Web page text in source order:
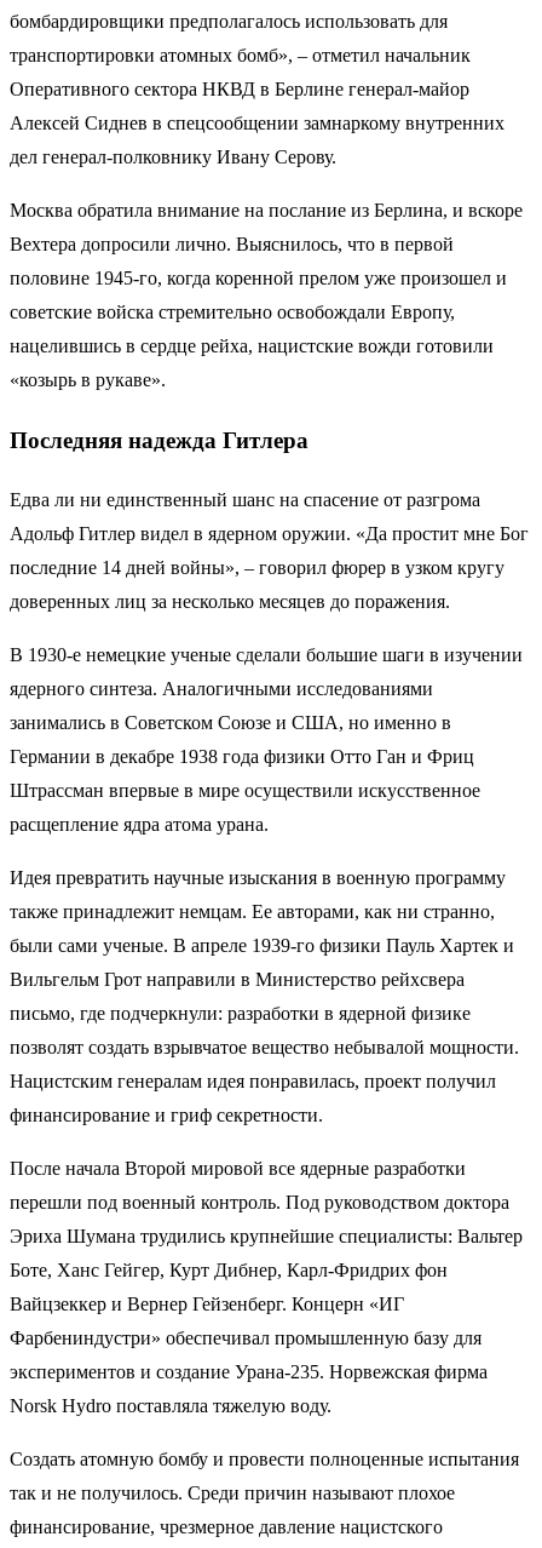
бомбардировщики предполагалось использовать для
транспортировки атомных бомб», – отметил начальник
Оперативного сектора НКВД в Берлине генерал-майор
Алексей Сиднев в спецсообщении замнаркому внутренних
дел генерал-полковнику Ивану Серову.
Москва обратила внимание на послание из Берлина, и вскоре
Вехтера допросили лично. Выяснилось, что в первой
половине 1945-го, когда коренной прелом уже произошел и
советские войска стремительно освобождали Европу,
нацелившись в сердце рейха, нацистские вожди готовили
«козырь в рукаве».
Последняя надежда Гитлера
Едва ли ни единственный шанс на спасение от разгрома
Адольф Гитлер видел в ядерном оружии. «Да простит мне Бог
последние 14 дней войны», – говорил фюрер в узком кругу
доверенных лиц за несколько месяцев до поражения.
В 1930-е немецкие ученые сделали большие шаги в изучении
ядерного синтеза. Аналогичными исследованиями
занимались в Советском Союзе и США, но именно в
Германии в декабре 1938 года физики Отто Ган и Фриц
Штрассман впервые в мире осуществили искусственное
расщепление ядра атома урана.
Идея превратить научные изыскания в военную программу
также принадлежит немцам. Ее авторами, как ни странно,
были сами ученые. В апреле 1939-го физики Пауль Хартек и
Вильгельм Грот направили в Министерство рейхсвера
письмо, где подчеркнули: разработки в ядерной физике
позволят создать взрывчатое вещество небывалой мощности.
Нацистским генералам идея понравилась, проект получил
финансирование и гриф секретности.
После начала Второй мировой все ядерные разработки
перешли под военный контроль. Под руководством доктора
Эриха Шумана трудились крупнейшие специалисты: Вальтер
Боте, Ханс Гейгер, Курт Дибнер, Карл-Фридрих фон
Вайцзеккер и Вернер Гейзенберг. Концерн «ИГ
Фарбениндустри» обеспечивал промышленную базу для
экспериментов и создание Урана-235. Норвежская фирма
Norsk Hydro поставляла тяжелую воду.
Создать атомную бомбу и провести полноценные испытания
так и не получилось. Среди причин называют плохое
финансирование, чрезмерное давление нацистского